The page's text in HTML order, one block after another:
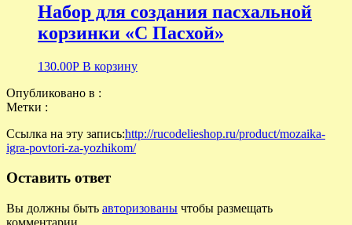
Набор для создания пасхальной
корзинки «С Пасхой»
130.00Р В корзину
Опубликовано в :
Метки :
Ссылка на эту запись:http://rucodelieshop.ru/product/mozaika-
igra-povtori-za-yozhikom/
Оставить ответ
Вы должны быть авторизованы чтобы размещать
комментарии.